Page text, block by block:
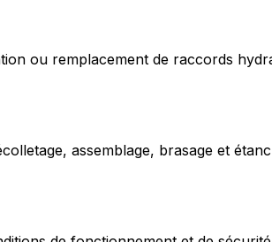
ou remplacement de raccords
assemblage, brasage et